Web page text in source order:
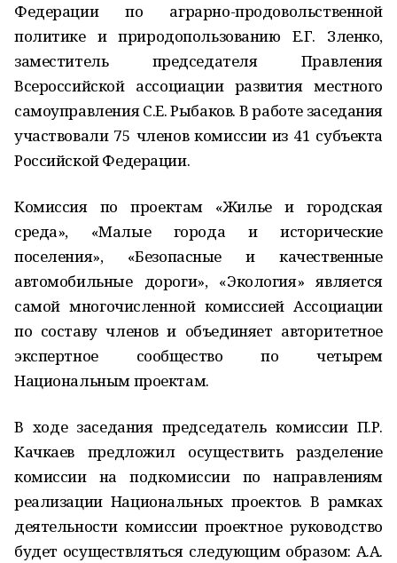
Федерации по аграрно-продовольственной
политике и природопользованию Е.Г. Зленко,
заместитель председателя Правления
Всероссийской ассоциации развития местного
самоуправления С.Е. Рыбаков. В работе заседания
участвовали 75 членов комиссии из 41 субъекта
Российской Федерации.
Комиссия по проектам «Жилье и городская
среда», «Малые города и исторические
поселения», «Безопасные и качественные
автомобильные дороги», «Экология» является
самой многочисленной комиссией Ассоциации
по составу членов и объединяет авторитетное
экспертное сообщество по четырем
Национальным проектам.
В ходе заседания председатель комиссии П.Р.
Качкаев предложил осуществить разделение
комиссии на подкомиссии по направлениям
реализации Национальных проектов. В рамках
деятельности комиссии проектное руководство
будет осуществляться следующим образом: А.А.